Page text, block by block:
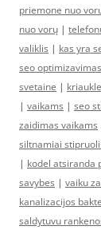
priemone nuo
nuo vorų |
valiklis | kas yra
seo optimizavimas
svetaine |
| vaikams | seo
zaidimas vaikams
siltnamiai
| kodel atsiranda
savybes | vaiku
kanalizacijos
saldytuvu